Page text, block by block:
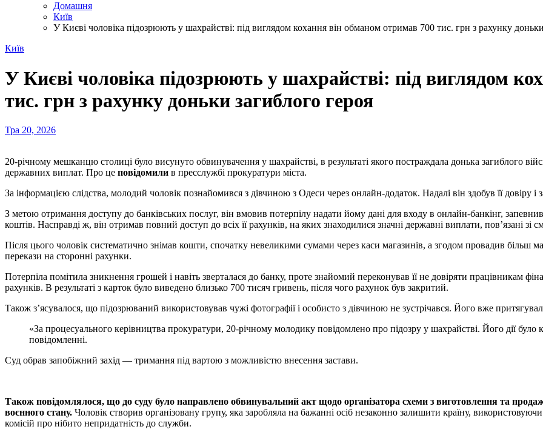
Домашня
Київ
У Києві чоловіка підозрюють у шахрайстві: під виглядом кохання він обманом отримав 700 тис. грн з рахунку
Київ
У Києві чоловіка підозрюють у шахрайстві: під виглядом
тис. грн з рахунку доньки загиблого героя
Тра 20, 2026
20-річному мешканцю столиці було висунуто обвинувачення у шахрайстві, в результаті якого постраждала донька загиблого військовослужбовця, яка втратила близько 700 тисяч гривень
державних виплат. Про це повідомили в пресслужбі прокуратури міста.
За інформацією слідства, молодий чоловік познайомився з дівчиною з Одеси через онлайн-додаток. Надалі він здобув її довіру
З метою отримання доступу до банківських послуг, він вмовив потерпілу надати йому дані для входу в онлайн-банкінг,
коштів. Насправді ж, він отримав повний доступ до всіх її рахунків, на яких знаходилися значні державні виплати, пов’язані зі
Після цього чоловік систематично знімав кошти, спочатку невеликими сумами через каси магазинів, а згодом провадив більш
перекази на сторонні рахунки.
Потерпіла помітила зникнення грошей і навіть зверталася до банку, проте знайомий переконував її не довіряти працівникам
рахунків. В результаті з карток було виведено близько 700 тисяч гривень, після чого рахунок був закритий.
Також з’ясувалося, що підозрюваний використовував чужі фотографії і особисто з дівчиною не зустрічався. Його вже
«За процесуального керівництва прокуратури, 20-річному молодику повідомлено про підозру у шахрайстві. Його дії було кваліфіковано за ч. 4 ст. 190 КК України», – йдеться в
повідомленні.
Суд обрав запобіжний захід — тримання під вартою з можливістю внесення застави.
Також повідомлялося, що до суду було направлено обвинувальний акт щодо організатора схеми з виготовлення та
воєнного стану. Чоловік створив організовану групу, яка заробляла на бажанні осіб незаконно залишити країну,
комісій про нібито непридатність до служби.